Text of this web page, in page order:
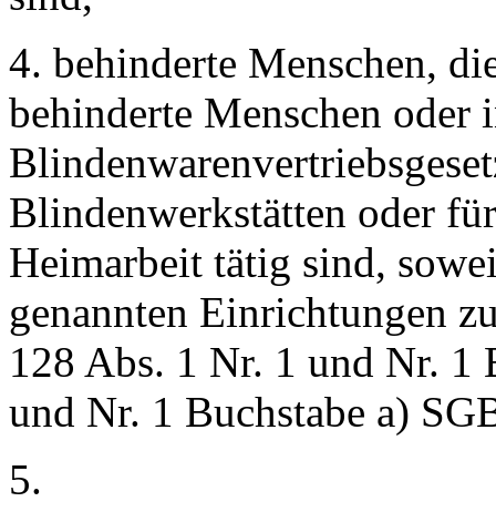
4. behinderte Menschen,
behinderte Menschen oder
Blindenwerkstätten oder
Heimarbeit tätig sind,
genannten Einrichtungen
128 Abs. 1 Nr. 1 und Nr. 1
und Nr. 1 Buchstabe a)
5.